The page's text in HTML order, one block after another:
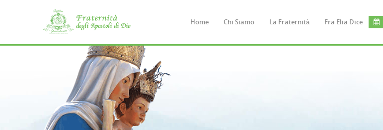
Home Chi Siamo La Fraternità Fra Elia Dice